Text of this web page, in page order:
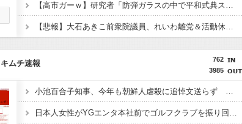
【高市ガーｗ】研究者「防弾ガラスの中で平和式典スピーチした総理がこれまでいたんだろうか？」 → ﾈｯﾄ「あなたの応援してた石破前総理もしてましたよ？」ｗｗｗｗｗ
【悲報】大石あきこ前衆院議員、れいわ離党＆活動休止を発表 → 過去の「スジを通す」宣言に】「説明責任どうなった？」とツッコミ殺到 ｗｗｗｗｗｗｗｗｗ
762
3985
キムチ速報
小池百合子知事、今年も朝鮮人虐殺に追悼文送らず 関東大震災「毎年同じ、全ての方を慰霊」
日本人女性がYGエンタ本社前でゴルフクラブを振り回し逮捕…韓国